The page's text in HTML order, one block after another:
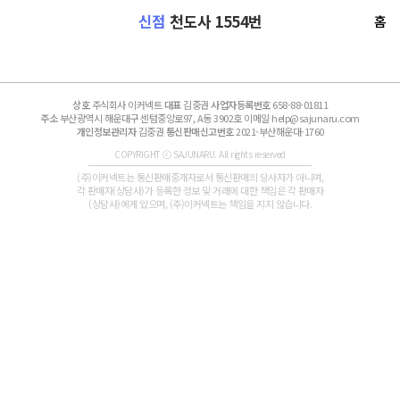
신점 천도사 1554번 홈
상호주식회사 이커넥트대표김중권사업자등록번호658-88-01811
주소부산광역시 해운대구 센텀중앙로97, A동 3902호 이메일 help@sajunaru.com
개인정보관리자김중권 통신판매신고번호2021-부산해운대-1760
COPYRIGHT ⓒ SAJUNARU. All rights reserved
(주)이커넥트는 통신판매중개자로서 통신판매의 당사자가 아니며,
각 판매자(상담사)가 등록한 정보 및 거래에 대한 책임은 각 판매자
(상담사)에게 있으며, (주)이커넥트는 책임을 지지 않습니다.